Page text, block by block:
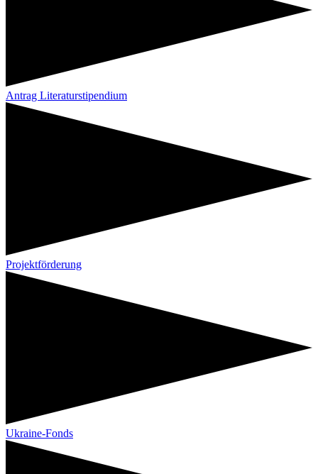
Antrag Literaturstipendium
Projektförderung
Ukraine-Fonds